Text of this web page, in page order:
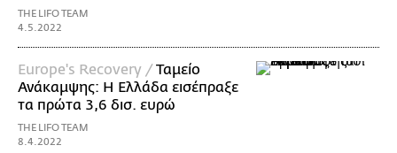
THE LIFO TEAM
4.5.2022
Europe's Recovery /Ταμείο
Ανάκαμψης: Η Ελλάδα εισέπραξε
τα πρώτα 3,6 δισ. ευρώ
THE LIFO TEAM
8.4.2022